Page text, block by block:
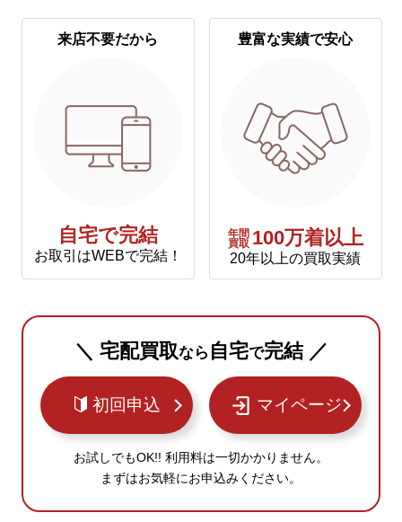
来店不要だから
自宅で完結
お取引はWEBで完結！
豊富な実績で安心
年間
買取 100万着以上
20年以上の買取実績
＼ 宅配買取なら 自宅で完結 ／
初回申込 マイページ
お試しでもOK!! 利用料は一切かかりません。
まずはお気軽にお申込みください。